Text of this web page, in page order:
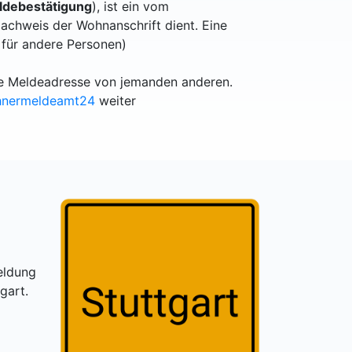
), ist ein vom
der Wohnanschrift dient. Eine
andere Personen)
von jemanden anderen.
weiter